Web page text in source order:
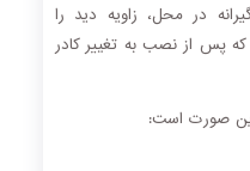
در محل، زاویه دید را
که پس از نصب به تغییر کادر
این صورت است: